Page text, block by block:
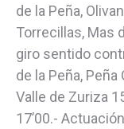
de la Peña,
Torrecillas, Mas
giro sentido
de la Peña,
Valle de Zuriza
17’00.-